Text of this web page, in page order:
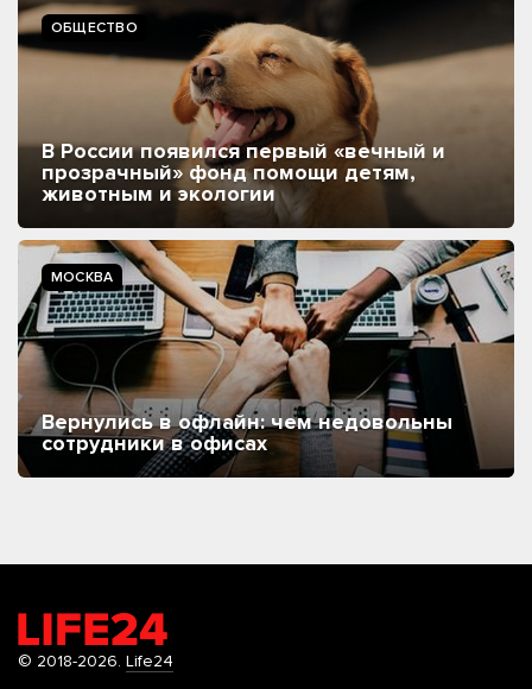
ОБЩЕСТВО
В России появился первый «вечный и
прозрачный» фонд помощи детям,
животным и экологии
МОСКВА
Вернулись в офлайн: чем недовольны
сотрудники в офисах
© 2018-2026. Life24